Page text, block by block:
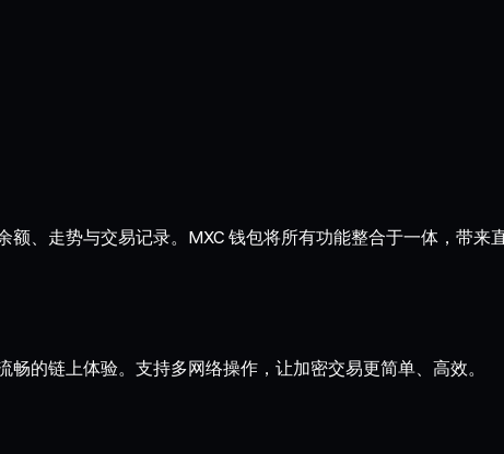
、走势与交易记录。MXC 钱包将所有功能整合于一体，带来
的链上体验。支持多网络操作，让加密交易更简单、高效。